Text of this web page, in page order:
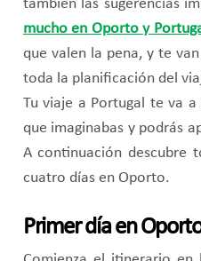
también las sugerencias
mucho en Oporto y
que valen la pena, y te
toda la planificación del
Tu viaje a Portugal te va
que imaginabas y podrás
A continuación descubre
cuatro días en Oporto.
Primer día en